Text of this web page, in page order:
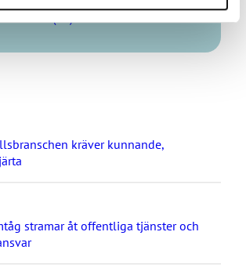
kräver kunnande,
stramar åt offentliga tjänster och